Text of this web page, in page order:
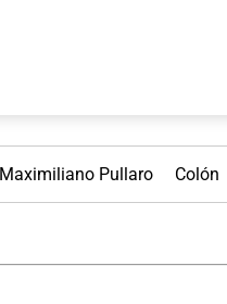
Maximiliano Pullaro Colón